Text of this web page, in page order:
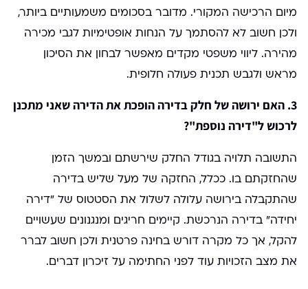
מיום הרכישה המקורי. מדובר בסכומים משמעותיים ביותר,
ולכן חשוב לא להסתמך על הנחות אופטימיות לגבי מכירה
מהירה. ליווי משפטי מקדים מאפשר לבחון את הסיכון
מראש ולגבש תכנית פעולה חלופית.
3. האם ירושה של חלק בדירה הופכת את הדירה שאני מתכנן
לרכוש ל"דירה נוספת"?
התשובה תלויה בגודל החלק שירשתם ובמשך הזמן
שהחזקתם בו. ככלל, החזקה של מעל שליש בדירה
שהתקבלה בירושה עלולה לשלול את הסטטוס של "דירה
יחידה" בדירה הנרכשת. קיימים חריגים ומנגנונים שעשויים
להקל, אך כל מקרה דורש בחינה פרטנית ולכן חשוב לברר
את מצב הזכויות עוד לפני החתימה על זיכרון דברים.